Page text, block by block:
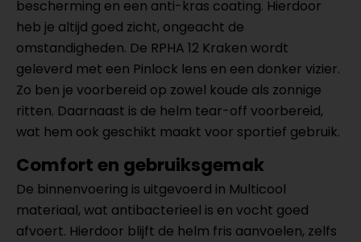
bescherming en een anti-kras coating. Hierdoor
heb je altijd goed zicht, ongeacht de
omstandigheden. De RPHA 12 Kraken wordt
geleverd met een Pinlock lens en een donker vizier.
Zo ben je voorbereid op zowel koude als zonnige
ritten. Daarnaast is de helm tear-off voorbereid,
wat hem ook geschikt maakt voor sportief gebruik.
Comfort en gebruiksgemak
De binnenvoering is uitgevoerd in Multicool
materiaal, wat antibacterieel is en vocht goed
afvoert. Hierdoor blijft de helm fris aanvoelen, zelfs